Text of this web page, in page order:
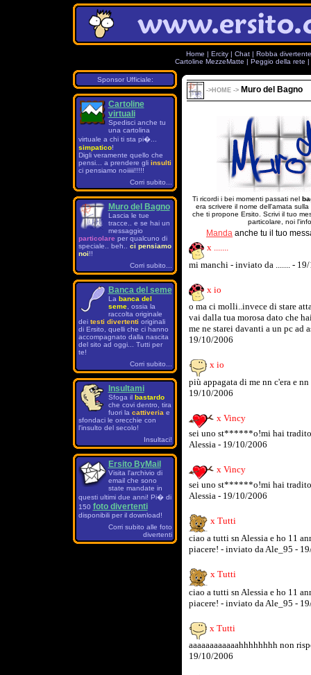
Home | Ercity | Chat | Robba
Cartoline MezzeMatte | Peggio della rete |
Sponsor Ufficiale:
Cartoline
virtuali
Spedisci anche tu
una cartolina
virtuale a chi ti sta pi�...
simpatico!
Digli veramente quello che
pensi... a prendere gli insulti
ci pensiamo noiiiii!!!!!
Corri subito...
Muro del Bagno
Lascia le tue
tracce.. e se hai un
messaggio
particolare per qualcuno di
speciale.. beh.. ci pensiamo
noi!!
Corri subito...
Banca del seme
La banca del
seme, ossia la
raccolta originale
dei testi divertenti originali
di Ersito, quelli che ci hanno
accompagnato dalla nascita
del sito ad oggi... Tutti per
te!
Corri subito...
Insultami
Sfoga il bastardo
che covi dentro, tira
fuori la cattiveria e
sfondaci le orecchie con
l'insulto del secolo!
Insultaci!
Ersito ByMail
Visita l'archivio di
email che sono
state mandate in
questi ultimi due anni! Pi� di
150 foto divertenti
disponibili per il download!
Corri subito alle foto
divertenti
-> HOME -> Muro del Bagno
Ti ricordi i bei momenti passati nel
era scrivere il nome dell'amata sulla
che ti propone Ersito. Scrivi il tuo
particolare, noi
Manda anche tu il tuo
x .......
mi manchi - inviato da ....... -
x io
o ma ci molli..invece di stare
vai dalla tua morosa dato che
me ne starei davanti a un pc ad
19/10/2006
x io
più appagata di me nn c'era e
19/10/2006
x Vincy
sei uno st******o!mi hai
Alessia - 19/10/2006
x Vincy
sei uno st******o!mi hai
Alessia - 19/10/2006
x Tutti
ciao a tutti sn Alessia e ho 11
piacere! - inviato da Ale_95 -
x Tutti
ciao a tutti sn Alessia e ho 11
piacere! - inviato da Ale_95 -
x Tutti
aaaaaaaaaaaahhhhhhhh non
19/10/2006